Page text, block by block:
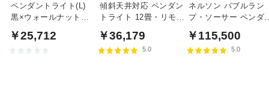
ペンダントライト(L)
黒×ウォールナット色
￥25,712
傾斜天井対応 ペンダン
トライト 12畳・リモコ
￥36,179
5.0
ネルソン バブルラン
プ・ソーサー ペンダ
｜ハーマンミラー
￥115,500
5.0